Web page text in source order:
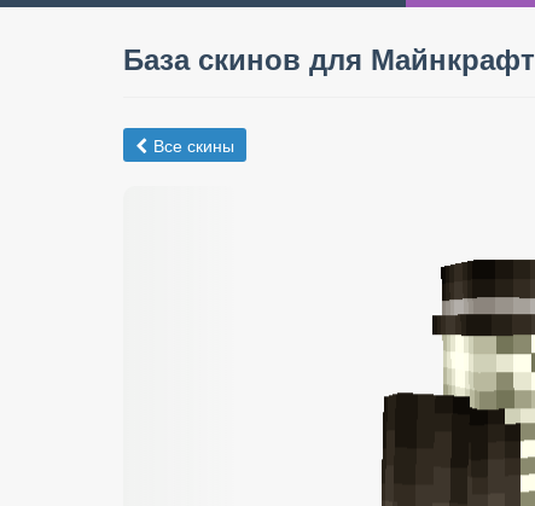
База скинов для Майнкрафт
Все скины